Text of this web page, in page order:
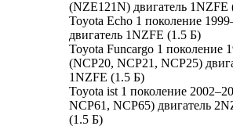
(NZE121N) двигатель 1NZFE
Toyota Echo 1 поколение
двигатель 1NZFE (1.5 Б)
Toyota Funcargo 1 поколение
(NCP20, NCP21, NCP25)
1NZFE (1.5 Б)
Toyota ist 1 поколение
NCP61, NCP65) двигатель
(1.5 Б)